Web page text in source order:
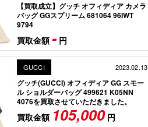
【買取成立】グッチ オフィディア カメラ
バッグ GGスプリーム 681064 96IWT
9794
買取金額- 円
GUCCI 2023.02.13
グッチ(GUCCI) オフィディア GG スモー
ル ショルダーバッグ 499621 K05NN
4076を買取させていただきました。
買取金額 105,000円